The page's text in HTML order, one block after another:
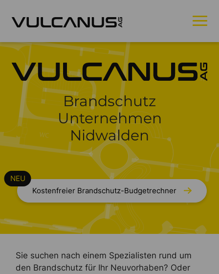
Brandschutz
Unternehmen
Nidwalden
Kostenfreier Brandschutz-Budgetrechner
Sie suchen nach einem Spezialisten rund um
den Brandschutz für Ihr Neuvorhaben? Oder